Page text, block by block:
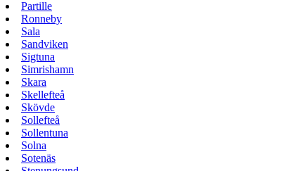
Partille
Ronneby
Sala
Sandviken
Sigtuna
Simrishamn
Skara
Skellefteå
Skövde
Sollefteå
Sollentuna
Solna
Sotenäs